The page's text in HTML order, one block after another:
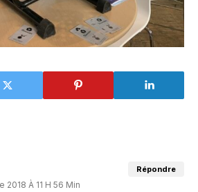
2018 À 11 H 56 Min
Répondre